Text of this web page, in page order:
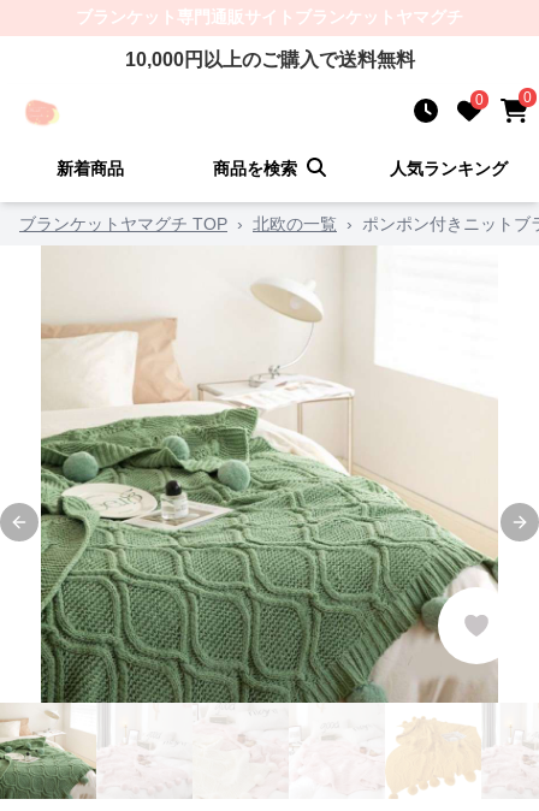
ブランケット 専門通販サイト ブランケットヤマグチ
10,000円以上のご購入で送料無料
0 0
新着商品 商品を検索 人気ランキング
ブランケットヤマグチ TOP › 北欧の一覧 › ポンポン付きニットブ
Previous slide